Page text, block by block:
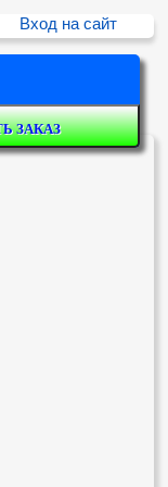
Вход на сайт